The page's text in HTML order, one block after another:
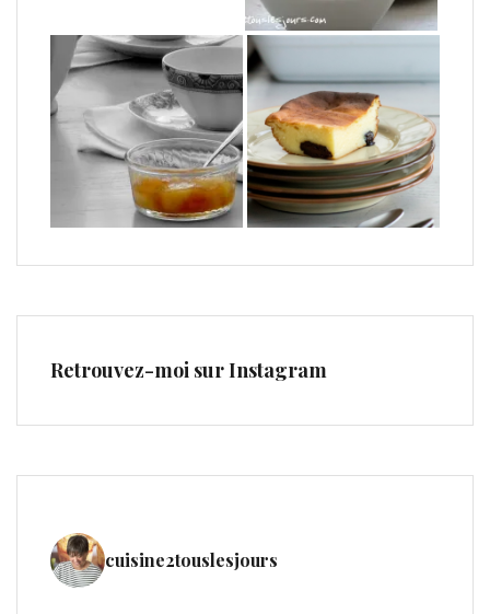
Retrouvez-moi sur Instagram
cuisine2touslesjours